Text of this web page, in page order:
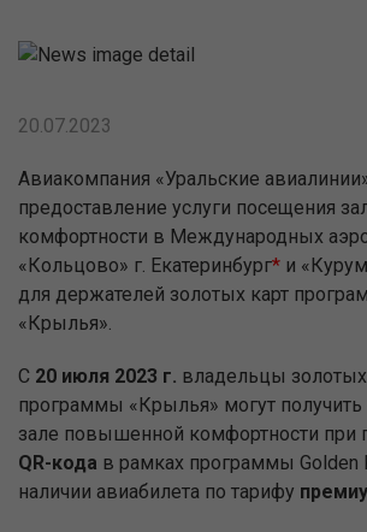
20.07.2023
Авиакомпания «Уральские
предоставление услуги посещения
комфортности в Международных
«Кольцово» г. Екатеринбург* и
для держателей золотых карт
«Крылья».
С 20 июля 2023 г. владельцы золотых
программы «Крылья» могут
зале повышенной комфортности при
QR-кода в рамках программы Golden
наличии авиабилета по тарифу